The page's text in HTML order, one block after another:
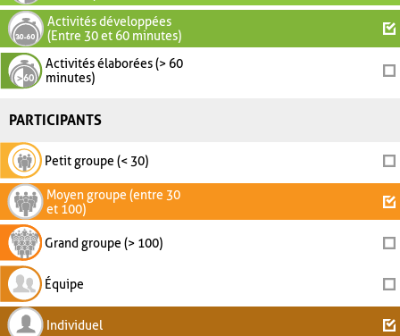
Activités développées
(Entre 30 et 60 minutes)
Activités élaborées (> 60
minutes)
PARTICIPANTS
Petit groupe (< 30)
Moyen groupe (entre 30
et 100)
Grand groupe (> 100)
Équipe
Individuel